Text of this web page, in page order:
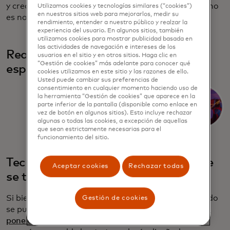
y crear experiencias en línea más seguras. La IA ya no
es noticia, sino cómo las compañías la aprovechan.
Realidad extendida y computación
espacial: no es solo para jugadores
Tecnología de sostenibilidad: porque
se trata de nosotros
Si bien la huella ambiental de la tecnología a menudo
se puede barrer debajo de la alfombra,
pone al frente y al centro
Utilizamos cookies y tecnologías similares (“cookies”)
en nuestros sitios web para mejorarlos, medir su
rendimiento, entender a nuestro público y realzar la
experiencia del usuario. En algunos sitios, también
utilizamos cookies para mostrar publicidad basada en
las actividades de navegación e intereses de los
usuarios en el sitio y en otros sitios. Haga clic en
“Gestión de cookies” más adelante para conocer qué
cookies utilizamos en este sitio y las razones de ello.
Usted puede cambiar sus preferencias de
consentimiento en cualquier momento haciendo uso de
la herramienta “Gestión de cookies” que aparece en la
parte inferior de la pantalla (disponible como enlace en
vez de botón en algunos sitios). Esto incluye rechazar
algunas o todas las cookies, a excepción de aquellas
que sean estrictamente necesarias para el
funcionamiento del sitio.
Aceptar cookies Rechazar todas
Gestión de cookies